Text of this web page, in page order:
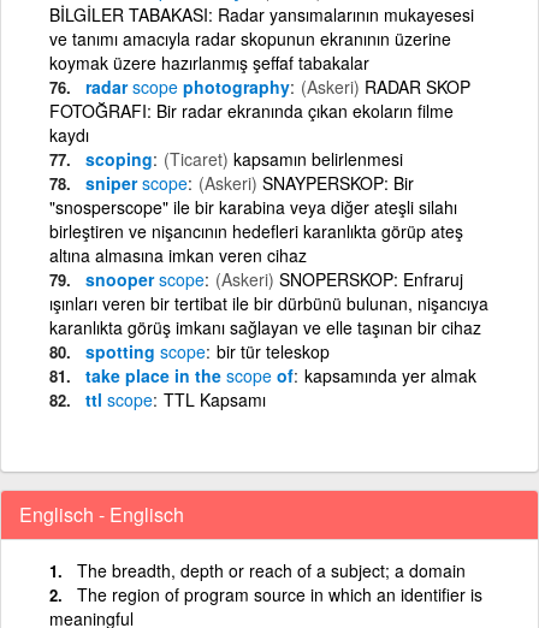
BİLGİLER TABAKASI: Radar yansımalarının mukayesesi
ve tanımı amacıyla radar skopunun ekranının üzerine
koymak üzere hazırlanmış şeffaf tabakalar
radarscope photography (Askeri) RADAR SKOP
FOTOĞRAFI: Bir radar ekranında çıkan ekoların filme
kaydı
scoping (Ticaret) kapsamın belirlenmesi
sniperscope (Askeri) SNAYPERSKOP: Bir
"snosperscope" ile bir karabina veya diğer ateşli silahı
birleştiren ve nişancının hedefleri karanlıkta görüp ateş
altına almasına imkan veren cihaz
snooperscope (Askeri) SNOPERSKOP: Enfraruj
ışınları veren bir tertibat ile bir dürbünü bulunan, nişancıya
karanlıkta görüş imkanı sağlayan ve elle taşınan bir cihaz
spotting scope bir tür teleskop
take place in the scope of kapsamında yer almak
ttl scope TTL Kapsamı
Englisch - Englisch
The breadth, depth or reach of a subject; a domain
The region of program source in which an identifier is
meaningful